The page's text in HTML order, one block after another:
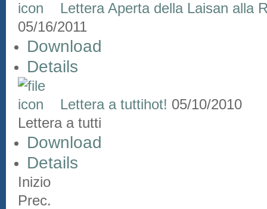
Lettera Aperta della Laisan alla
05/16/2011
Download
Details
Lettera a tuttihot! 05/10/2010
Lettera a tutti
Download
Details
Inizio
Prec.